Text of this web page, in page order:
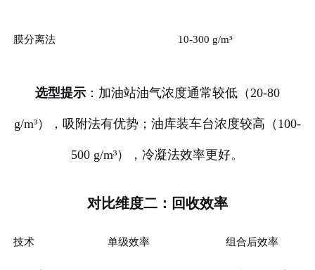
膜分离法 10-300 g/m³
选型提示：加油站油气浓度通常较低（20-80
g/m³），吸附法有优势；油库装车台浓度较高（100-
500 g/m³），冷凝法效率更好。
对比维度二：回收效率
技术 单级效率 组合后效率